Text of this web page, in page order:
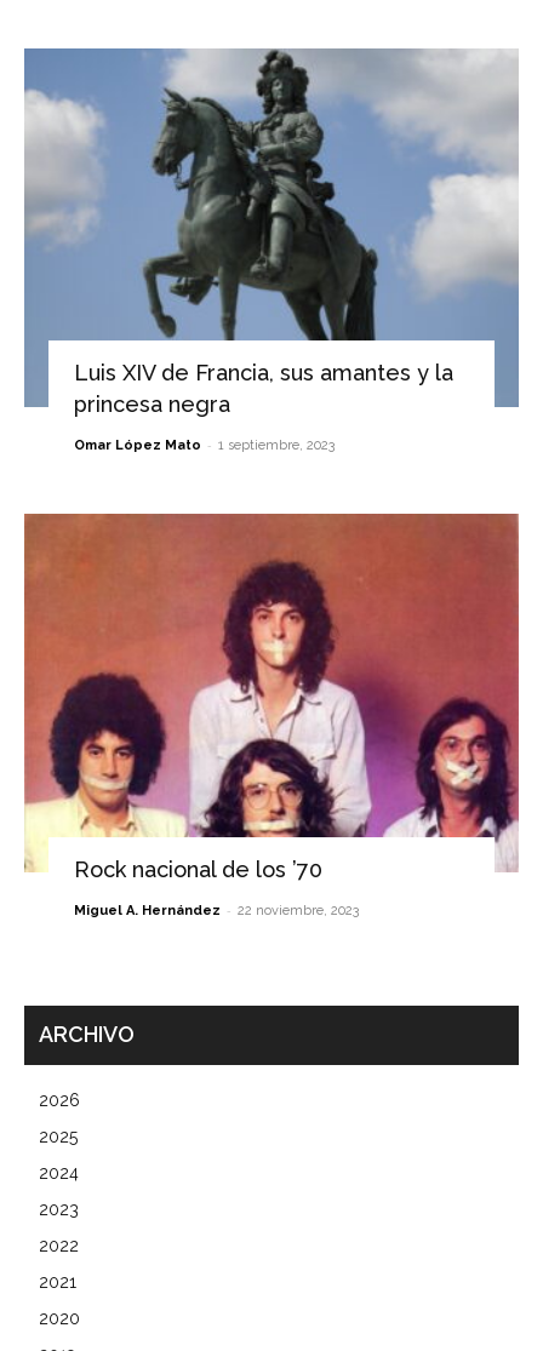
Luis XIV de Francia, sus amantes y la
princesa negra
Omar López Mato - 1 septiembre, 2023
Rock nacional de los ’70
Miguel A. Hernández - 22 noviembre, 2023
ARCHIVO
2026
2025
2024
2023
2022
2021
2020